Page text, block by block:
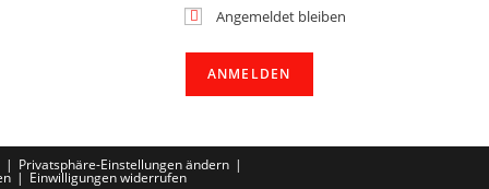
Angemeldet bleiben
Privatsphäre-Einstellungen ändern
Einwilligungen widerrufen